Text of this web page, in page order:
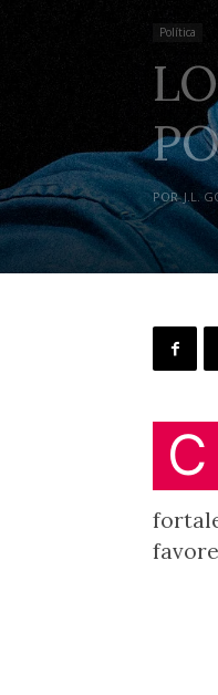
Política
POR J.L.
C